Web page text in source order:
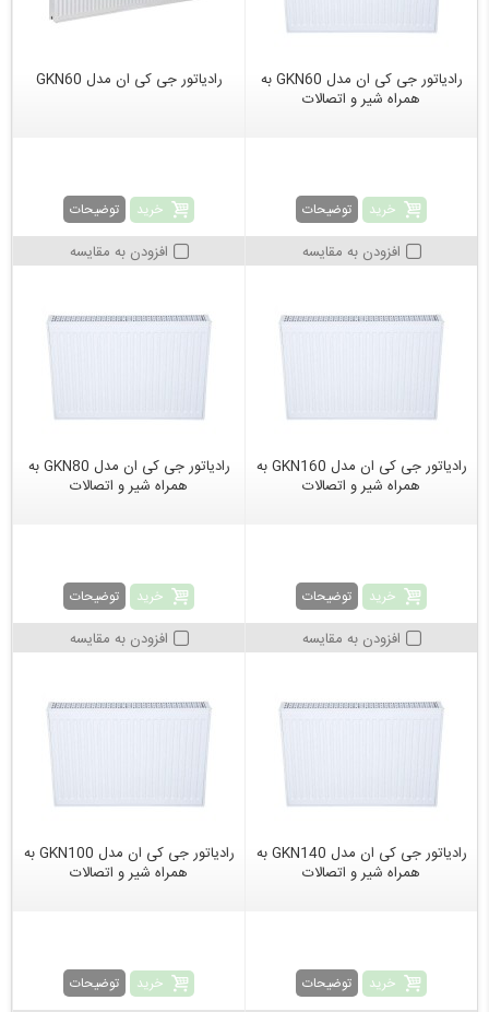
رادیاتور جی کی ان مدل GKN60 به
همراه شیر و اتصالات
خرید توضیحات
افزودن به مقایسه
رادیاتور جی کی ان مدل GKN60
خرید توضیحات
افزودن به مقایسه
رادیاتور جی کی ان مدل GKN160 به
همراه شیر و اتصالات
خرید توضیحات
افزودن به مقایسه
رادیاتور جی کی ان مدل GKN80 به
همراه شیر و اتصالات
خرید توضیحات
افزودن به مقایسه
رادیاتور جی کی ان مدل GKN140 به
همراه شیر و اتصالات
خرید توضیحات
رادیاتور جی کی ان مدل GKN100 به
همراه شیر و اتصالات
خرید توضیحات